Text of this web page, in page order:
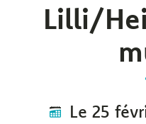
Lilli/
Le 25